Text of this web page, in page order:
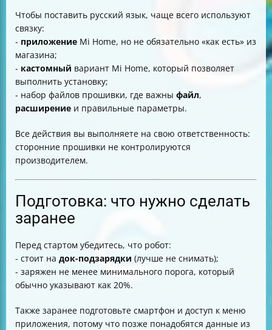
Чтобы поставить русский язык, чаще всего используют
связку:
- приложение Mi Home, но не обязательно «как есть» из
магазина;
- кастомный вариант Mi Home, который позволяет
выполнить установку;
- набор файлов прошивки, где важны файл,
расширение и правильные параметры.
Все действия вы выполняете на свою ответственность:
сторонние прошивки не контролируются
производителем.
Подготовка: что нужно сделать
заранее
Перед стартом убедитесь, что робот:
- стоит на док-подзарядки (лучше не снимать);
- заряжен не менее минимального порога, который
обычно указывают как 20%.
Также заранее подготовьте смартфон и доступ к меню
приложения, потому что позже понадобятся данные из